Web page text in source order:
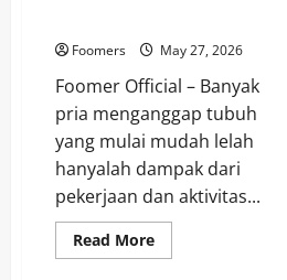
Foomers May 27, 2026
Foomer Official – Banyak
pria menganggap tubuh
yang mulai mudah lelah
hanyalah dampak dari
pekerjaan dan aktivitas...
Read MoreRead
more